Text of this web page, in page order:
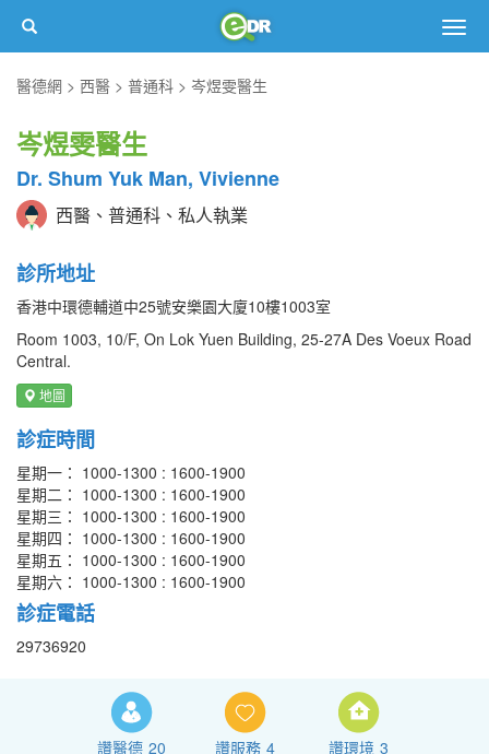
醫德網
西醫 普通科 岑煜雯醫生
岑煜雯醫生
Dr. Shum Yuk Man, Vivienne
西醫、普通科、私人執業
診所地址
香港中環德輔道中25號安樂園大廈10樓1003室
Room 1003, 10/F, On Lok Yuen Building, 25-27A Des Voeux Road
Central.
地圖
診症時間
星期一： 1000-1300 : 1600-1900
星期二： 1000-1300 : 1600-1900
星期三： 1000-1300 : 1600-1900
星期四： 1000-1300 : 1600-1900
星期五： 1000-1300 : 1600-1900
星期六： 1000-1300 : 1600-1900
診症電話
29736920
讚醫德 20 讚服務 4 讚環境 3